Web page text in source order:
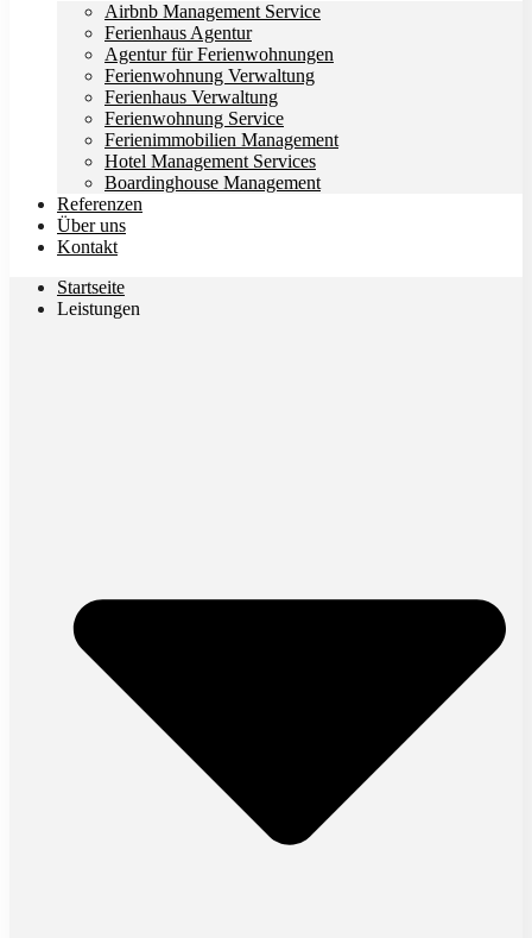
Airbnb Management Service
Ferienhaus Agentur
Agentur für Ferienwohnungen
Ferienwohnung Verwaltung
Ferienhaus Verwaltung
Ferienwohnung Service
Ferienimmobilien Management
Hotel Management Services
Boardinghouse Management
Referenzen
Über uns
Kontakt
Startseite
Leistungen